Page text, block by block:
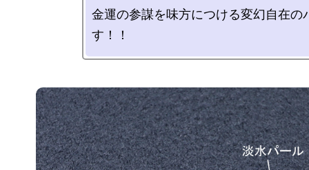
金運の参謀を味方につける変幻自在の